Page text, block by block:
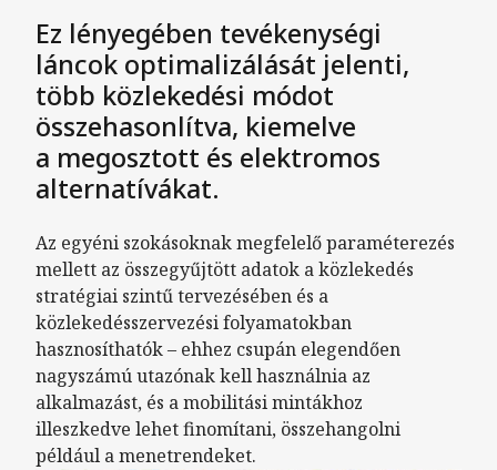
Ez lényegében tevékenységi
láncok optimalizálását jelenti,
több közlekedési módot
összehasonlítva, kiemelve
a megosztott és elektromos
alternatívákat.
Az egyéni szokásoknak megfelelő paraméterezés
mellett az összegyűjtött adatok a közlekedés
stratégiai szintű tervezésében és a
közlekedésszervezési folyamatokban
hasznosíthatók – ehhez csupán elegendően
nagyszámú utazónak kell használnia az
alkalmazást, és a mobilitási mintákhoz
illeszkedve lehet finomítani, összehangolni
például a menetrendeket.